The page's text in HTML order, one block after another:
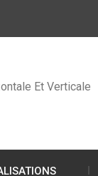
Et Verticale